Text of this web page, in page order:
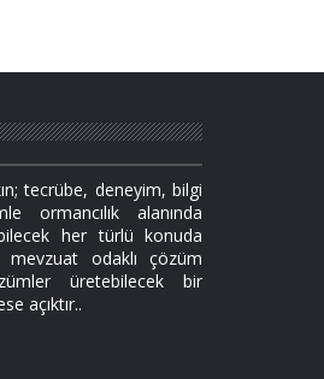
tecrübe, deneyim, bilgi
ormancılık alanında
her türlü konuda
odaklı çözüm
üretebilecek bir
açıktır..